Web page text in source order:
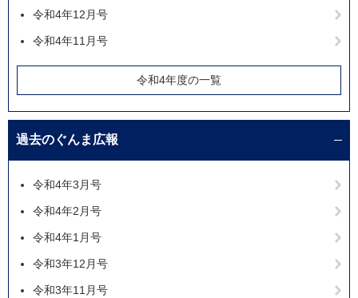
令和4年12月号
令和4年11月号
令和4年度の一覧
過去のぐんま広報
令和4年3月号
令和4年2月号
令和4年1月号
令和3年12月号
令和3年11月号